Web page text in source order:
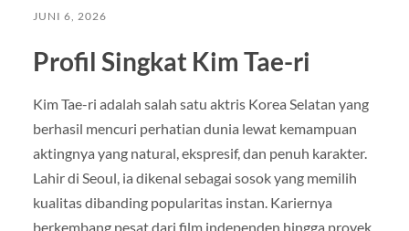
JUNI 6, 2026
Profil Singkat Kim Tae-ri
Kim Tae-ri adalah salah satu aktris Korea Selatan yang
berhasil mencuri perhatian dunia lewat kemampuan
aktingnya yang natural, ekspresif, dan penuh karakter.
Lahir di Seoul, ia dikenal sebagai sosok yang memilih
kualitas dibanding popularitas instan. Kariernya
berkembang pesat dari film independen hingga proyek